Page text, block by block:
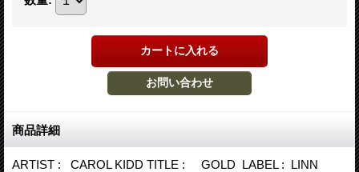
商品詳細
ARTIST : CAROL KIDD TITLE : GOLD LABEL : LINN